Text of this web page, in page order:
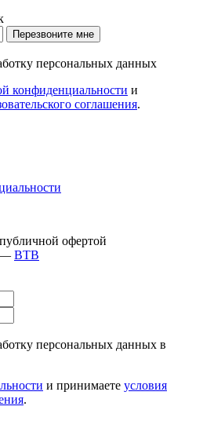
Перезвоните мне
персональных данных
конфиденциальности и
соглашения.
офертой
— BTB
персональных данных в
и принимаете условия
.